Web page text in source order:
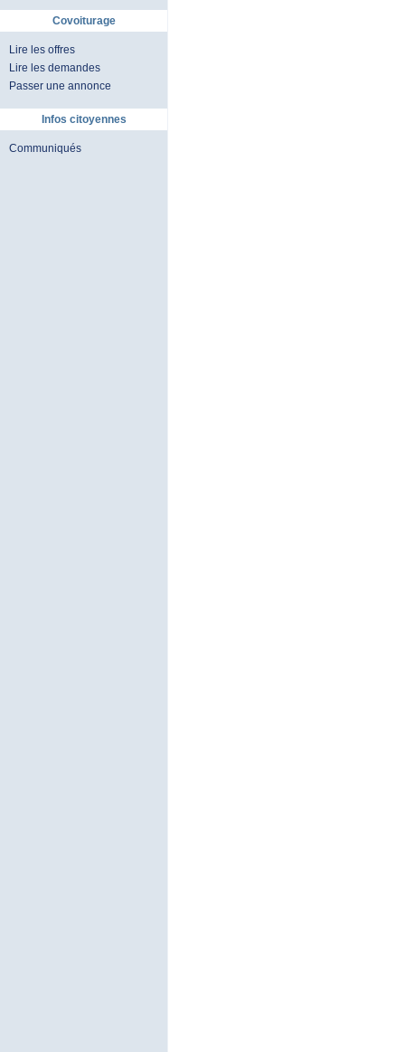
Covoiturage
Lire les offres
Lire les demandes
Passer une annonce
Infos citoyennes
Communiqués